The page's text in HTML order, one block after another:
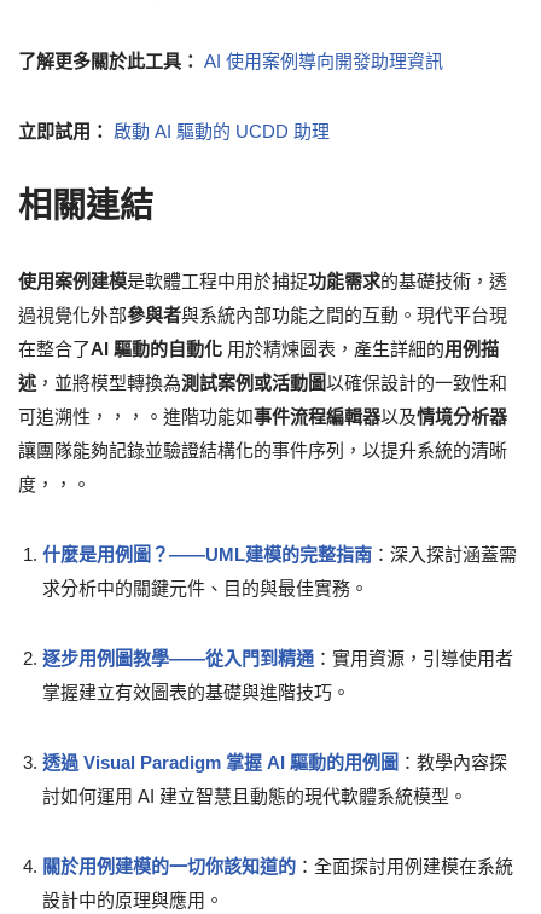
了解更多關於此工具： AI 使用案例導向開發助理資訊
立即試用： 啟動 AI 驅動的 UCDD 助理
相關連結
使用案例建模是軟體工程中用於捕捉功能需求的基礎技術，透
過視覺化外部參與者與系統內部功能之間的互動。現代平台現
在整合了AI 驅動的自動化 用於精煉圖表，產生詳細的用例描
述 ，並將模型轉換為測試案例或活動圖以確保設計的一致性和
可追溯性，，，。進階功能如事件流程編輯器以及情境分析器
讓團隊能夠記錄並驗證結構化的事件序列，以提升系統的清晰
度，，。
什麼是用例圖？——UML建模的完整指南 ：深入探討涵蓋需
求分析中的關鍵元件、目的與最佳實務。
逐步用例圖教學——從入門到精通 ：實用資源，引導使用者
掌握建立有效圖表的基礎與進階技巧。
透過 Visual Paradigm 掌握 AI 驅動的用例圖 ：教學內容探
討如何運用 AI 建立智慧且動態的現代軟體系統模型。
關於用例建模的一切你該知道的 ：全面探討用例建模在系統
設計中的原理與應用。